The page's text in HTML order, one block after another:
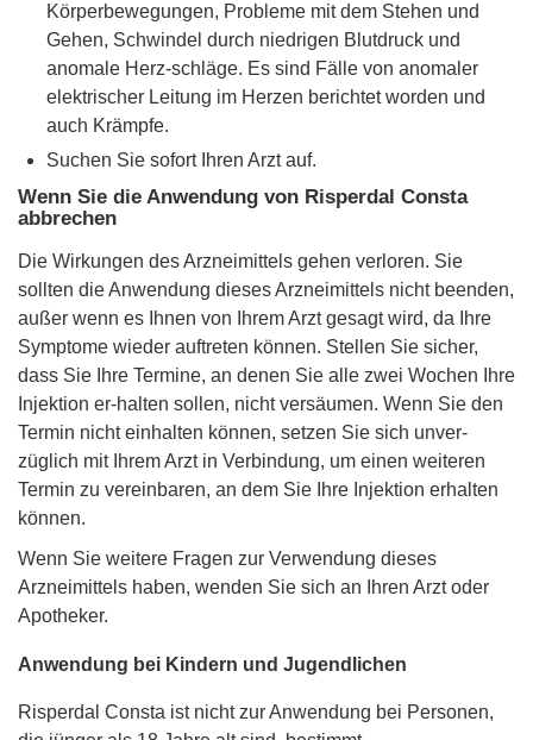
Körperbewegungen, Probleme mit dem Stehen und
Gehen, Schwindel durch niedrigen Blutdruck und
anomale Herz-schläge. Es sind Fälle von anomaler
elektrischer Leitung im Herzen berichtet worden und
auch Krämpfe.
Suchen Sie sofort Ihren Arzt auf.
Wenn Sie die Anwendung von Risperdal Consta
abbrechen
Die Wirkungen des Arzneimittels gehen verloren. Sie
sollten die Anwendung dieses Arzneimittels nicht beenden,
außer wenn es Ihnen von Ihrem Arzt gesagt wird, da Ihre
Symptome wieder auftreten können. Stellen Sie sicher,
dass Sie Ihre Termine, an denen Sie alle zwei Wochen Ihre
Injektion er-halten sollen, nicht versäumen. Wenn Sie den
Termin nicht einhalten können, setzen Sie sich unver-
züglich mit Ihrem Arzt in Verbindung, um einen weiteren
Termin zu vereinbaren, an dem Sie Ihre Injektion erhalten
können.
Wenn Sie weitere Fragen zur Verwendung dieses
Arzneimittels haben, wenden Sie sich an Ihren Arzt oder
Apotheker.
Anwendung bei Kindern und Jugendlichen
Risperdal Consta ist nicht zur Anwendung bei Personen,